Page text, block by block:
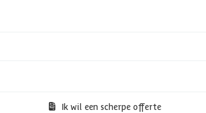
Ik wil een scherpe offerte